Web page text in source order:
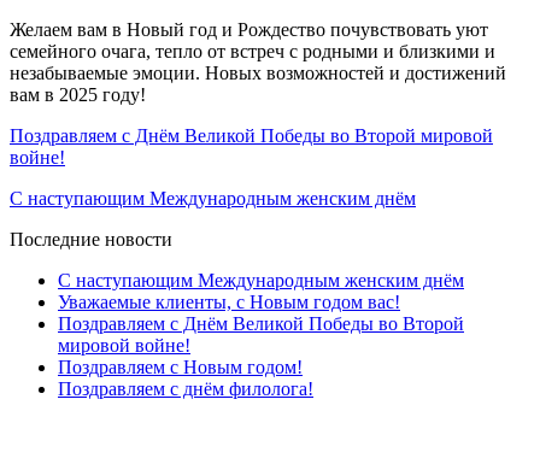
Желаем вам в Новый год и Рождество почувствовать уют
семейного очага, тепло от встреч с родными и близкими и
незабываемые эмоции. Новых возможностей и достижений
вам в 2025 году!
Поздравляем с Днём Великой Победы во Второй мировой
войне!
С наступающим Международным женским днём
Последние новости
С наступающим Международным женским днём
Уважаемые клиенты, с Новым годом вас!
Поздравляем с Днём Великой Победы во Второй
мировой войне!
Поздравляем с Новым годом!
Поздравляем с днём филолога!